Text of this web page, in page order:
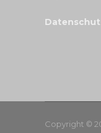
Copyright ©